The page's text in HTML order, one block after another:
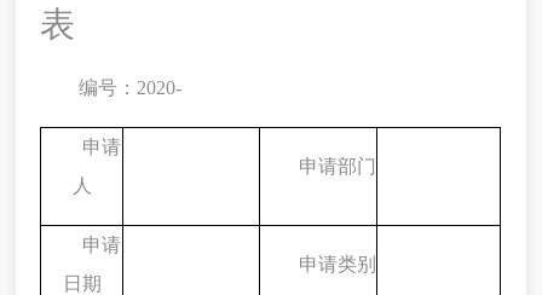
表
编号： 2020-
申请
人
申请部门
申请
日期
申请类别